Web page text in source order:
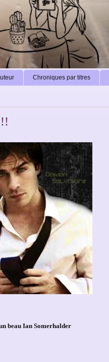
Chroniques par titres
beau Ian Somerhalder